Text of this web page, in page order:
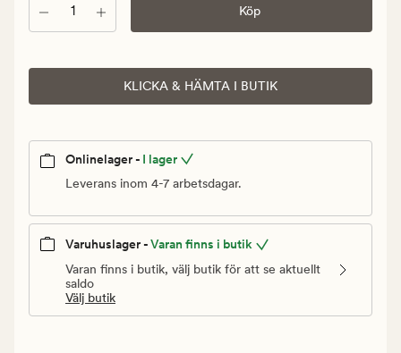
Antal Köp
KLICKA & HÄMTA I BUTIK
Onlinelager - I lager
Leverans inom 4-7 arbetsdagar.
Varuhuslager -Varan finns i butik
Varan finns i butik, välj butik för att se aktuellt
saldo
Välj butik